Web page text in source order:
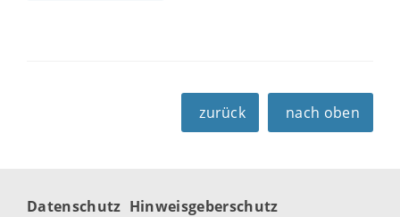
zurück nach oben
Datenschutz Hinweisgeberschutz